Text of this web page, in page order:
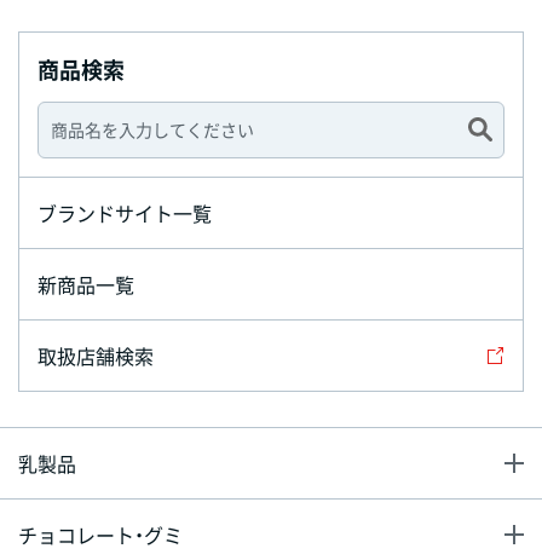
商品検索
ブランドサイト一覧
新商品一覧
取扱店舗検索
乳製品
チョコレート・グミ